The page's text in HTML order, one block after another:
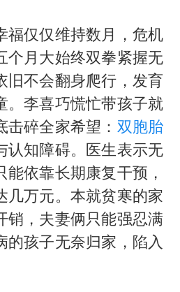
福仅仅维持数月，危机
个月大始终双拳紧握无
旧不会翻身爬行，发育
。李喜巧慌忙带孩子就
碎全家希望： 双胞胎
认知障碍。医生表示无
依靠长期康复干预，
几万元。本就贫寒的家
销，夫妻俩只能强忍满
的孩子无奈归家，陷入